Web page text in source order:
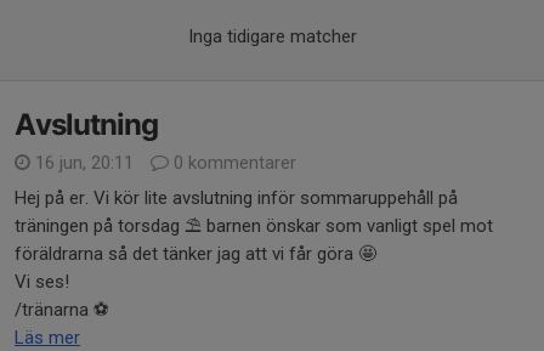
Inga tidigare matcher
Avslutning
16 jun, 20:11
0 kommentarer
Hej på er. Vi kör lite avslutning inför sommaruppehåll på
träningen på torsdag ⛱️ barnen önskar som vanligt spel mot
föräldrarna så det tänker jag att vi får göra 🤩
Vi ses!
/tränarna ⚽️
Läs mer